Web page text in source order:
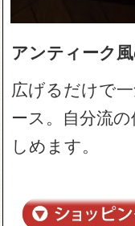
アンティーク
広げるだけで
ース。自分流
しめます。